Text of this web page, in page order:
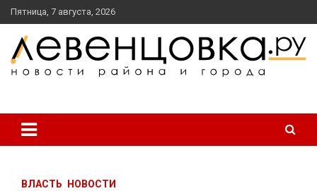
перейти
к
содержанию
Пятница, 7 августа, 2026
ВЛАСТЬ НОВОСТИ